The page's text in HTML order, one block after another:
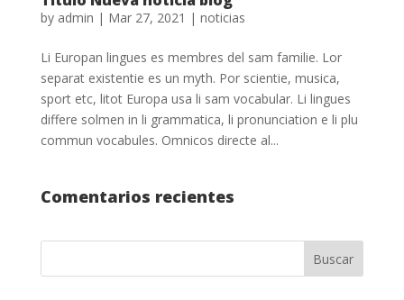
by admin | Mar 27, 2021 | noticias
Li Europan lingues es membres del sam familie. Lor
separat existentie es un myth. Por scientie, musica,
sport etc, litot Europa usa li sam vocabular. Li lingues
differe solmen in li grammatica, li pronunciation e li plu
commun vocabules. Omnicos directe al...
Comentarios recientes